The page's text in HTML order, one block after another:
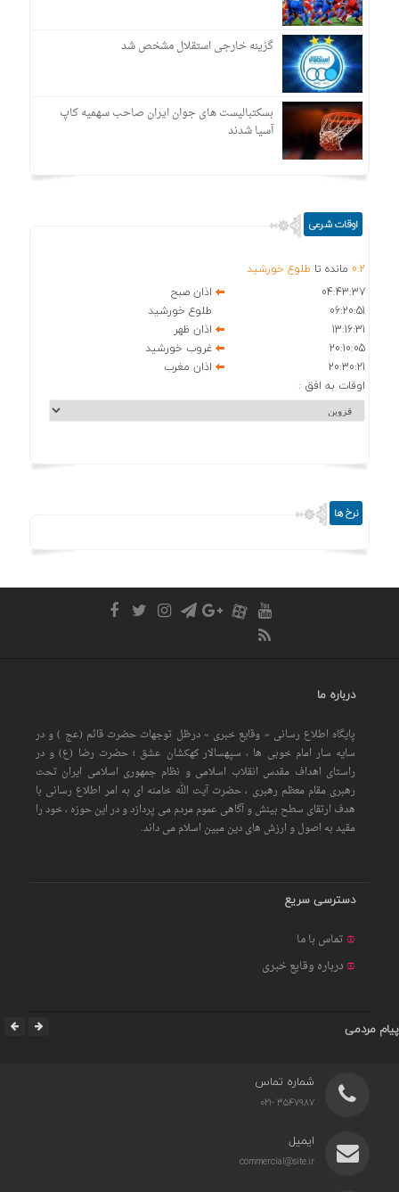
گزینه خارجی استقلال مشخص شد
بسکتبالیست های جوان ایران صاحب سهمیه کاپ
آسیا شدند
اوقات شرعی
0:2 مانده تا طلوع خورشید
04:43:37
اذان صبح
06:20:51
طلوع خورشید
13:16:31
اذان ظهر
20:10:05
غروب خورشید
20:30:21
اذان مغرب
اوقات به افق :
نرخ ها
درباره ما
پایگاه اطلاع رسانی « وقایع خبری » درظل توجهات حضرت قائم (عج ) و در
سایه سار امام خوبی ها ، سپهسالار کهکشان عشق ؛ حضرت رضا (ع) و در
راستای اهداف مقدس انقلاب اسلامی و نظام جمهوری اسلامی ایران تحت
رهبری مقام معظم رهبری ، حضرت آیت الله خامنه ای به امر اطلاع رسانی با
هدف ارتقای سطح بینش و آگاهی عموم مردم می پردازد و در این حوزه ، خود را
مقید به اصول و ارزش های دین مبین اسلام می داند.
دسترسی سریع
تماس با ما
درباره وقایع خبری
پیام مردمی
شماره تماس
3547987 -021
ایمیل
commercial@site.ir